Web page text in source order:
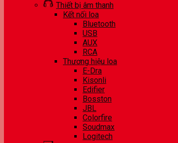
Thiết bị âm thanh
Kết nối loa
Bluetooth
USB
AUX
RCA
Thương hiệu loa
E-Dra
Kisonli
Edifier
Bosston
JBL
Colorfire
Soudmax
Logitech